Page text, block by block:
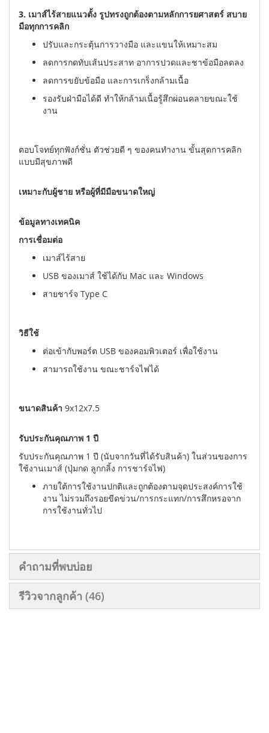
3. เมาส์ไร้สายแนวตั้ง รูปทรงถูกต้องตามหลักการยศาสตร์ สบาย
มือทุกการคลิก
ปรับและกระตุ้นการวางมือ และแขนให้เหมาะสม
ลดการกดทับเส้นประสาท อาการปวดและชาข้อมือลดลง
ลดการขยับข้อมือ และการเกร็งกล้ามเนื้อ
รองรับฝ่ามือได้ดี ทำให้กล้ามเนื้อรู้สึกผ่อนคลายขณะใช้
งาน
ตอบโจทย์ทุกฟังก์ชั่น ตัวช่วยดี ๆ ของคนทำงาน ขั้นสุดการคลิก
แบบมีสุขภาพดี
เหมาะกับผู้ชาย หรือผู้ที่มีมือขนาดใหญ่
ข้อมูลทางเทคนิค
การเชื่อมต่อ
เมาส์ไร้สาย
USB ของเมาส์ ใช้ได้กับ Mac และ Windows
สายชาร์จ Type C
วิธีใช้
ต่อเข้ากับพอร์ต USB ของคอมพิวเตอร์ เพื่อใช้งาน
สามารถใช้งาน ขณะชาร์จไฟได้
ขนาดสินค้า 9x12x7.5
รับประกันคุณภาพ 1 ปี
รับประกันคุณภาพ 1 ปี (นับจากวันที่ได้รับสินค้า) ในส่วนของการ
ใช้งานเมาส์ (ปุ่มกด ลูกกลิ้ง การชาร์จไฟ)
ภายใต้การใช้งานปกติและถูกต้องตามจุดประสงค์การใช้
งาน ไม่รวมถึงรอยขีดข่วน/การกระแทก/การสึกหรอจาก
การใช้งานทั่วไป
คำถามที่พบบ่อย
รีวิวจากลูกค้า 46